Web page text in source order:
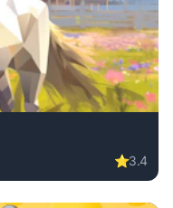
⭐3.4
adventure game, no